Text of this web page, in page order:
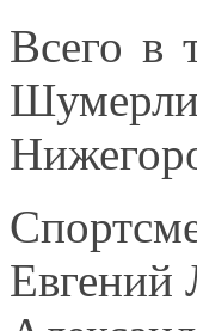
Всегов
Евгений